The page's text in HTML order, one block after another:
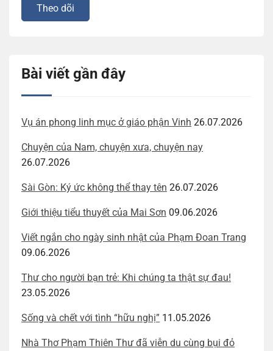
Bài viết gần đây
Vụ án phong linh mục ở giáo phận Vinh 26.07.2026
Chuyện của Nam, chuyện xưa, chuyện nay
26.07.2026
Sài Gòn: Ký ức không thể thay tên 26.07.2026
Giới thiệu tiểu thuyết của Mai Sơn 09.06.2026
Viết ngắn cho ngày sinh nhật của Phạm Đoan Trang
09.06.2026
Thư cho người bạn trẻ: Khi chúng ta thật sự đau!
23.05.2026
Sống và chết với tình “hữu nghị” 11.05.2026
Nhà Thơ Phạm Thiên Thư đã viễn du cùng bụi đỏ